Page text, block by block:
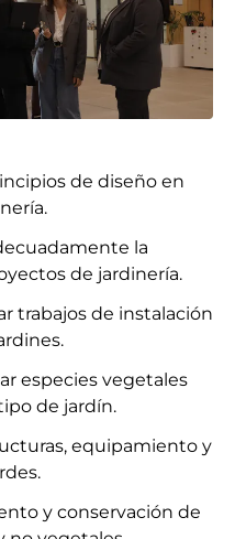
de diseño en
la
de jardinería.
trabajos de instalación
especies vegetales
de jardín.
equipamiento y
y conservación de